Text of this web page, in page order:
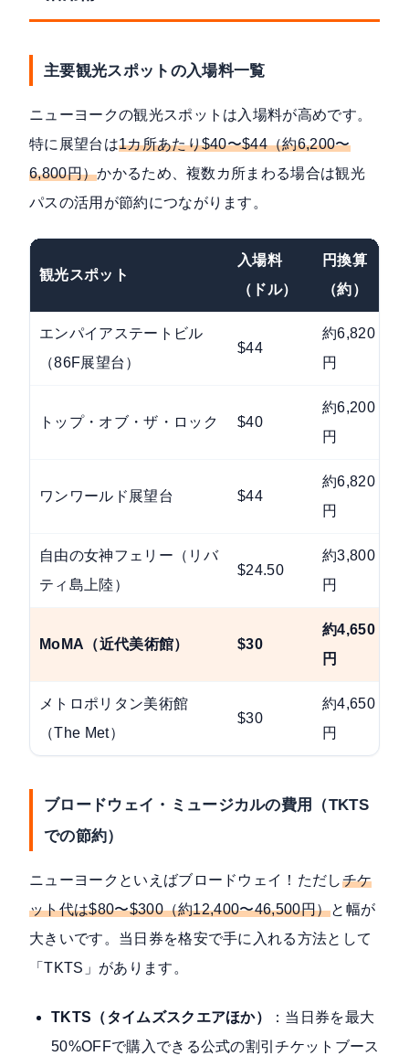
主要観光スポットの入場料一覧
ニューヨークの観光スポットは入場料が高めです。
特に展望台は1カ所あたり$40〜$44（約6,200〜
6,800円）かかるため、複数カ所まわる場合は観光
パスの活用が節約につながります。
観光スポット
入場料
（ドル）
円換算
（約）
エンパイアステートビル
（86F展望台）
$44
約6,820
円
トップ・オブ・ザ・ロック $40
約6,200
円
ワンワールド展望台 $44
約6,820
円
自由の女神フェリー（リバ
ティ島上陸）
$24.50
約3,800
円
MoMA（近代美術館） $30
約4,650
円
メトロポリタン美術館
（The Met）
$30
約4,650
円
ブロードウェイ・ミュージカルの費用（TKTS
での節約）
ニューヨークといえばブロードウェイ！ただしチケ
ット代は$80〜$300（約12,400〜46,500円）と幅が
大きいです。当日券を格安で手に入れる方法として
「TKTS」があります。
TKTS（タイムズスクエアほか）
：当日券を最大
50%OFFで購入できる公式の割引チケットブース